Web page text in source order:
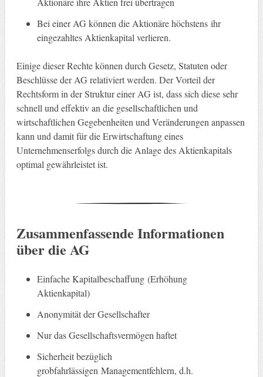
Bei einer AG können die Aktionäre höchstens ihr
eingezahltes Aktienkapital verlieren.
Einige dieser Rechte können durch Gesetz, Statuten oder
Beschlüsse der AG relativiert werden. Der Vorteil der
Rechtsform in der Struktur einer AG ist, dass sich diese sehr
schnell und effektiv an die gesellschaftlichen und
wirtschaftlichen Gegebenheiten und Veränderungen anpassen
kann und damit für die Erwirtschaftung eines
Unternehmenserfolgs durch die Anlage des Aktienkapitals
optimal gewährleistet ist.
Zusammenfassende Informationen
über die AG
Einfache Kapitalbeschaffung (Erhöhung
Aktienkapital)
Anonymität der Gesellschafter
Nur das Gesellschaftsvermögen haftet
Sicherheit bezüglich
grobfahrlässigen Managementfehlern, d.h.